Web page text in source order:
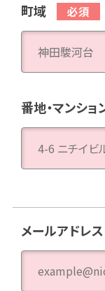
町域
番地・マンショ
メールアドレス